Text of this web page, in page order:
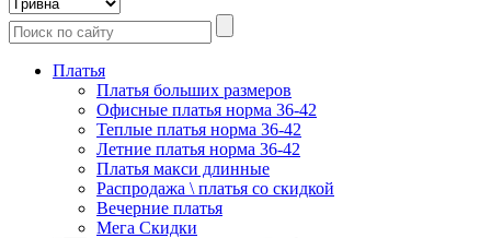
Платья
Платья больших размеров
Офисные платья норма 36-42
Теплые платья норма 36-42
Летние платья норма 36-42
Платья макси длинные
Распродажа \ платья со скидкой
Вечерние платья
Мега Скидки